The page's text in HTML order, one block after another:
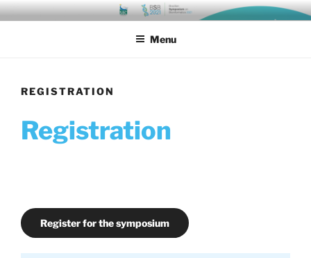
Pular
para
Menu
REGISTRATION
Registration
Register for the symposium